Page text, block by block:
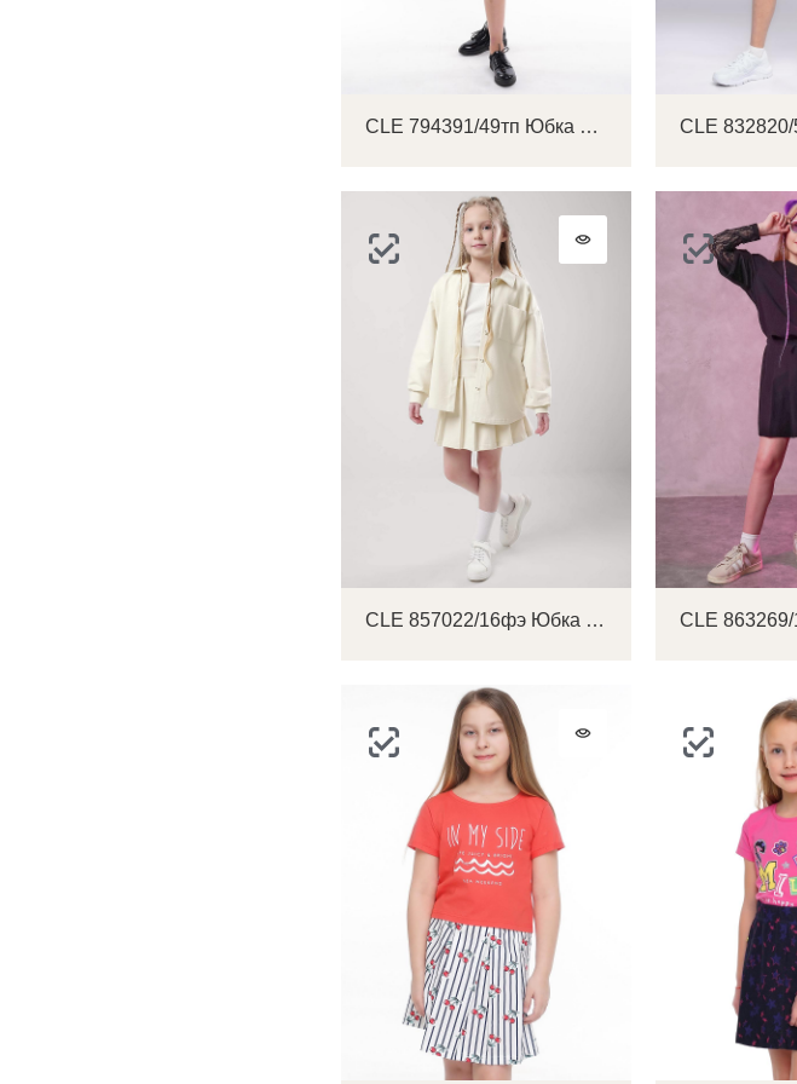
CLE 794391/49тп Юбка детская для девочки
CLE 857022/16фэ Юбка детская для девочки